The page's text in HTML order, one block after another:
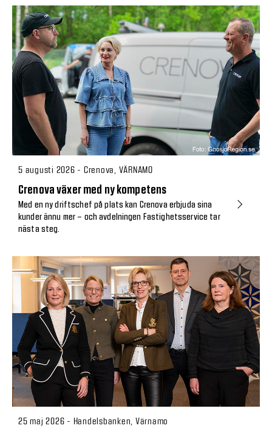
5 augusti 2026 - Crenova, VÄRNAMO
Crenova växer med ny kompetens
Med en ny driftschef på plats kan Crenova erbjuda sina
kunder ännu mer – och avdelningen Fastighetsservice tar
nästa steg.
25 maj 2026 - Handelsbanken, Värnamo